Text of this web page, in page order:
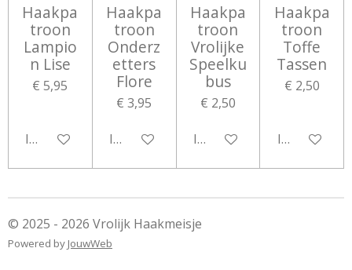
Haakpa
troon
Lampio
n Lise
€ 5,95
In winkelwagen
Haakpa
troon
Onderz
etters
Flore
€ 3,95
In winkelwagen
Haakpa
troon
Vrolijke
Speelku
bus
€ 2,50
In winkelwagen
Haakpa
troon
Toffe
Tassen
€ 2,50
In
© 2025 - 2026 Vrolijk Haakmeisje
Powered by JouwWeb